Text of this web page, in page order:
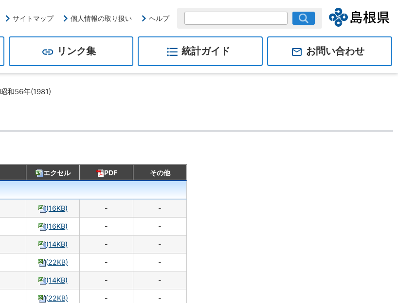
サイトマップ 個人情報の取り扱い ヘルプ
リンク集
統計関係リンク集
分野別県機関統計リンク
政府統計の総合窓口
島根県統計調査課ホームペー
統計ガイド お問い合わせ
昭和56年(1981)
エクセル PDF その他
(16KB) - -
(16KB) - -
(14KB) - -
(22KB) - -
(14KB) - -
(22KB) - -